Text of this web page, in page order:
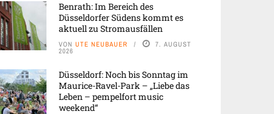
Benrath: Im Bereich des
Düsseldorfer Südens kommt es
aktuell zu Stromausfällen
VON UTE NEUBAUER 7. AUGUST
2026
Düsseldorf: Noch bis Sonntag im
Maurice-Ravel-Park – „Liebe das
Leben – pempelfort music
weekend“